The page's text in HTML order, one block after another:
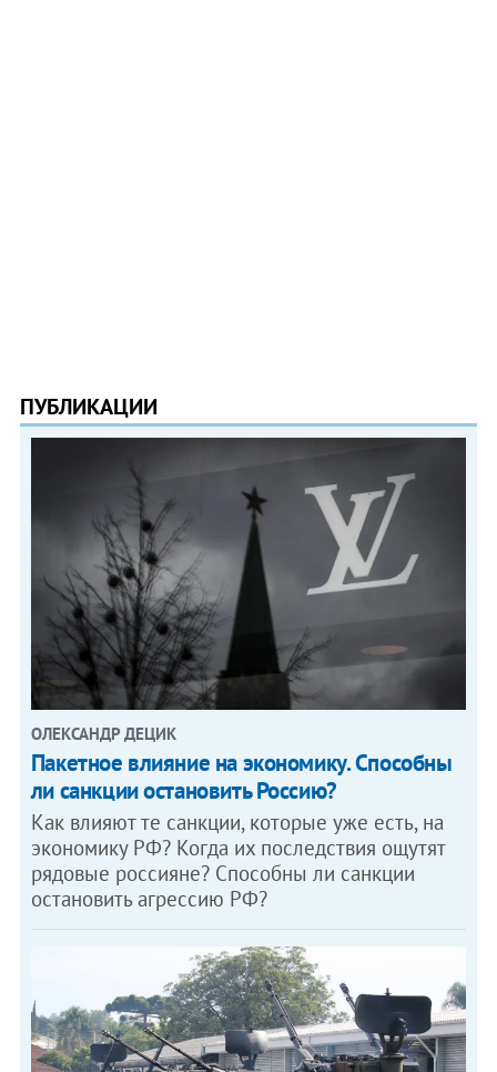
ПУБЛИКАЦИИ
ОЛЕКСАНДР ДЕЦИК
Пакетное влияние на экономику. Способны
ли санкции остановить Россию?
Как влияют те санкции, которые уже есть, на
экономику РФ? Когда их последствия ощутят
рядовые россияне? Способны ли санкции
остановить агрессию РФ?